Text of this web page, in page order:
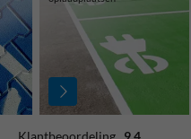
Klantbeoordeling 9.4